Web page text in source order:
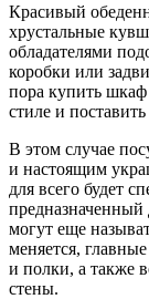
Красивый
хрустальные
обладателями
коробки или
пора купить
стиле и
В этом случае
и настоящим
для всего будет
предназначенный
могут еще
меняется,
и полки, а также
стены.